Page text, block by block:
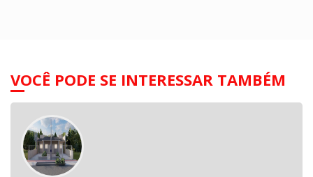
VOCÊ PODE SE INTERESSAR TAMBÉM